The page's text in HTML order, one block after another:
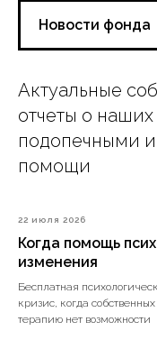
Актуальные
отчеты о наших
подопечными
помощи
22 июля 2026
Когда помощь
изменения
Бесплатная
кризис, когда
терапию нет возможности